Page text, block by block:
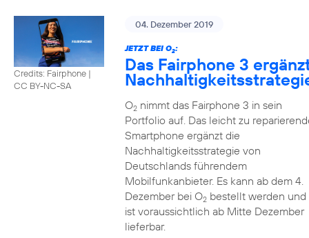
Credits: Fairphone |
CC BY-NC-SA
04. Dezember 2019
JETZT BEI O2:
Das Fairphone 3
O2nimmt das Fairphone 3 in sein
Portfolio auf. Das leicht zu
Smartphone ergänzt die
Nachhaltigkeitsstrategie von
Deutschlands führendem
Mobilfunkanbieter. Es kann ab dem 4.
Dezember bei O2bestellt werden und
ist voraussichtlich ab Mitte Dezember
lieferbar.